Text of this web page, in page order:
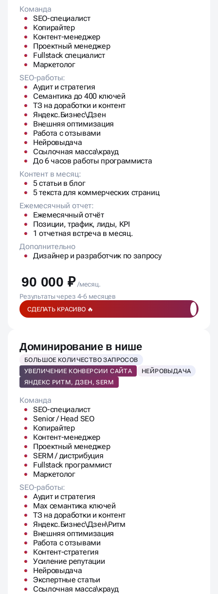
Команда
SEO-специалист
Копирайтер
Контент-менеджер
Проектный менеджер
Fullstack специалист
Маркетолог
SEO-работы:
Аудит и стратегия
Семантика до 400 ключей
ТЗ на доработки и контент
Яндекс.Бизнес\Дзен
Внешняя оптимизация
Работа с отзывами
Нейровыдача
Ссылочная масса\крауд
До 6 часов работы программиста
Контент в месяц:
5 статьи в блог
5 текста для коммерческих страниц
Ежемесячный отчет:
Ежемесячный отчёт
Позиции, трафик, лиды, KPI
1 отчетная встреча в месяц.
Дополнительно
Дизайнер и разработчик по запросу
90 000 ₽ /месяц.
Результаты через 4-6 месяцев
СДЕЛАТЬ КРАСИВО 🔥
Доминирование в нише
БОЛЬШОЕ КОЛИЧЕСТВО ЗАПРОСОВ
УВЕЛИЧЕНИЕ КОНВЕРСИИ САЙТА
НЕЙРОВЫДАЧА
ЯНДЕКС РИТМ, ДЗЕН, SERM
Команда
SEO-специалист
Senior / Head SEO
Копирайтер
Контент-менеджер
Проектный менеджер
SERM / дистрибуция
Fullstack программист
Маркетолог
SEO-работы:
Аудит и стратегия
Max семантика ключей
ТЗ на доработки и контент
Яндекс.Бизнес\Дзен\Ритм
Внешняя оптимизация
Работа с отзывами
Контент-стратегия
Усиление репутации
Нейровыдача
Экспертные статьи
Ссылочная масса\крауд